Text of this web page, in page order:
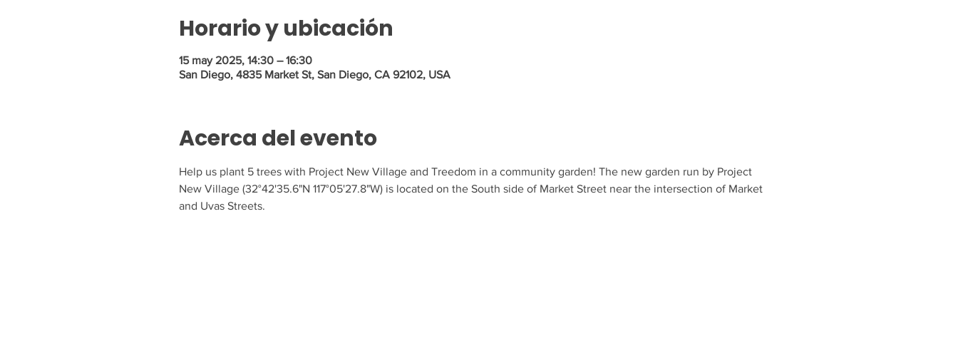
Horario y ubicación
15 may 2025, 14:30 – 16:30
San Diego, 4835 Market St, San Diego, CA 92102, USA
Acerca del evento
Help us plant 5 trees with Project New Village and Treedom in a community garden! The new garden run by Project
New Village (32°42'35.6"N 117°05'27.8"W) is located on the South side of Market Street near the intersection of Market
and Uvas Streets.